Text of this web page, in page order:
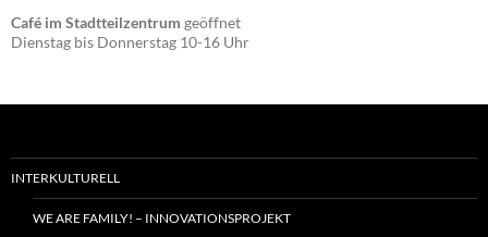
Café im Stadtteilzentrum geöffnet
Dienstag bis Donnerstag 10-16 Uhr
INTERKULTURELL
WE ARE FAMILY! – INNOVATIONSPROJEKT